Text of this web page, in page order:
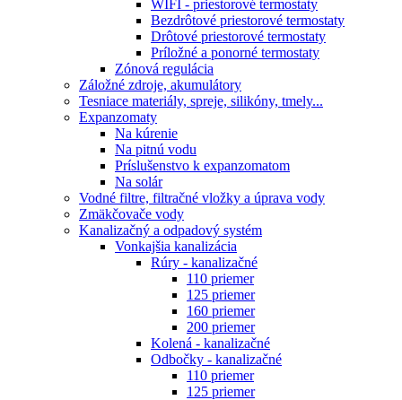
WIFI - priestorové termostaty
Bezdrôtové priestorové termostaty
Drôtové priestorové termostaty
Príložné a ponorné termostaty
Zónová regulácia
Záložné zdroje, akumulátory
Tesniace materiály, spreje, silikóny, tmely...
Expanzomaty
Na kúrenie
Na pitnú vodu
Príslušenstvo k expanzomatom
Na solár
Vodné filtre, filtračné vložky a úprava vody
Zmäkčovače vody
Kanalizačný a odpadový systém
Vonkajšia kanalizácia
Rúry - kanalizačné
110 priemer
125 priemer
160 priemer
200 priemer
Kolená - kanalizačné
Odbočky - kanalizačné
110 priemer
125 priemer